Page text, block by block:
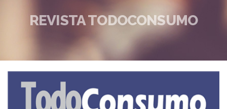
REVISTA TODOCONSUMO